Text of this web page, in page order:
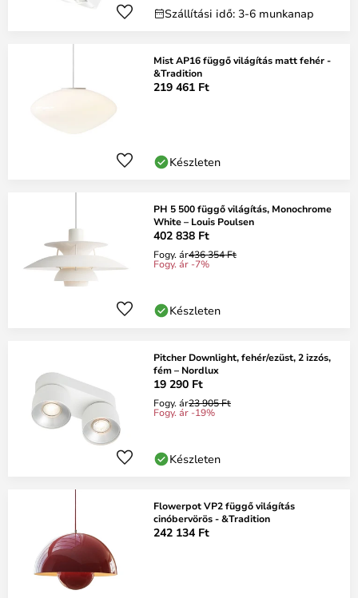
Szállítási idő: 3-6 munkanap
Mist AP16 függő világítás matt fehér -
&Tradition
219 461 Ft
Készleten
PH 5 500 függő világítás, Monochrome
White – Louis Poulsen
402 838 Ft
Fogy. ár436 354 Ft
Fogy. ár -7%
Készleten
Pitcher Downlight, fehér/ezüst, 2 izzós,
fém – Nordlux
19 290 Ft
Fogy. ár23 905 Ft
Fogy. ár -19%
Készleten
Flowerpot VP2 függő világítás
cinóbervörös - &Tradition
242 134 Ft